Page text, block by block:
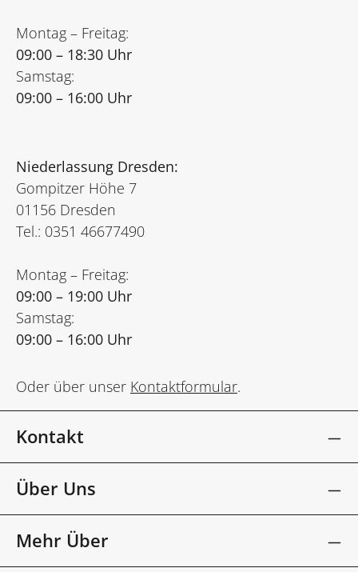
Montag – Freitag:
09:00 – 18:30 Uhr
Samstag:
09:00 – 16:00 Uhr
Niederlassung Dresden:
Gompitzer Höhe 7
01156 Dresden
Tel.: 0351 46677490
Montag – Freitag:
09:00 – 19:00 Uhr
Samstag:
09:00 – 16:00 Uhr
Oder über unser Kontaktformular.
Kontakt
Über Uns
Mehr Über